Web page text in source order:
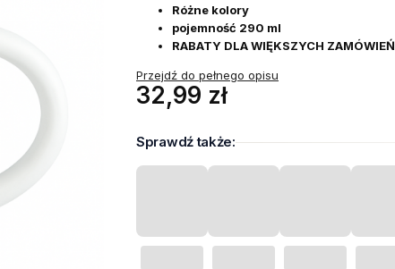
Różne kolory
pojemność 290 ml
RABATY DLA WIĘKSZYCH ZAMÓWIEŃ
Przejdź do pełnego opisu
Cena
32,99 zł
Sprawdź także: